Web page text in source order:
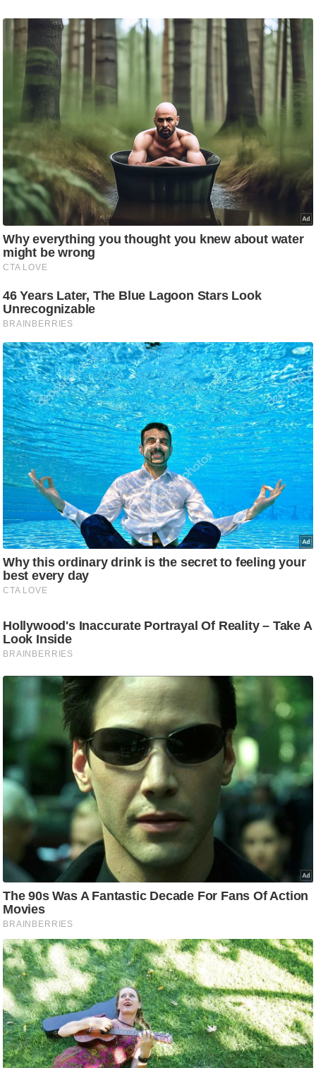
ज
नी
ति
वि
श्ले
ष
स
म
सा
म
यि
क
तृ
भू
स्तं
भ
ए
म
.
आ
र
.
आ
ई
.
चा
य
र
स
मी
क्षा
ज्यो
ष
प्र
भु
मा
ध
र्म
स्थ
ल
व्र
त
त्यो
हा
र